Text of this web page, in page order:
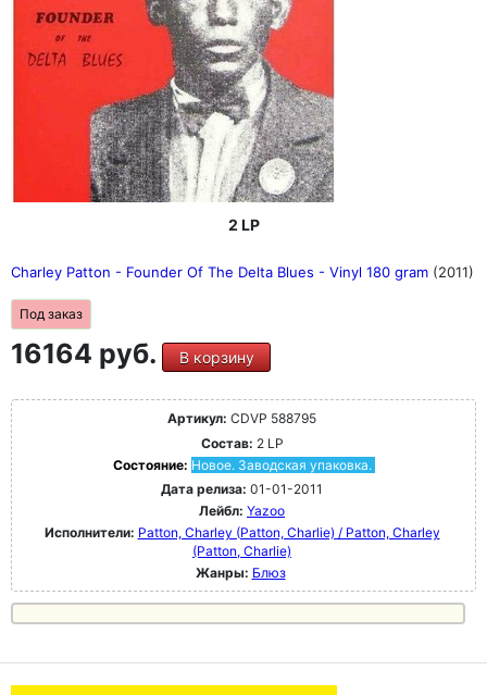
2 LP
Charley Patton - Founder Of The Delta Blues - Vinyl 180 gram (2011)
Под заказ
16164 руб. В корзину
Артикул: CDVP 588795
Состав: 2 LP
Состояние: Новое. Заводская упаковка.
Дата релиза: 01-01-2011
Лейбл: Yazoo
Исполнители: Patton, Charley (Patton, Charlie) / Patton, Charley
(Patton, Charlie)
Жанры: Блюз